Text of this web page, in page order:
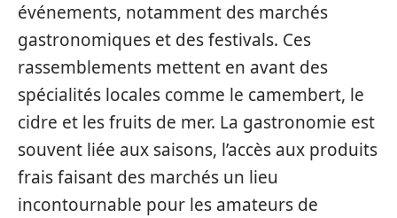
événements, notamment des marchés
gastronomiques et des festivals. Ces
rassemblements mettent en avant des
spécialités locales comme le camembert, le
cidre et les fruits de mer. La gastronomie est
souvent liée aux saisons, l’accès aux produits
frais faisant des marchés un lieu
incontournable pour les amateurs de